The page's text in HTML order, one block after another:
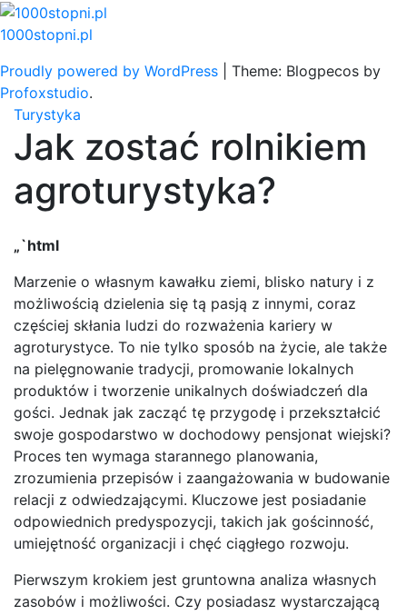
Skip
to
1000stopni.pl
Proudly powered by WordPress
Theme: Blogpecos by
Profoxstudio.
Turystyka
Jak zostać rolnikiem
agroturystyka?
„`html
Marzenie o własnym kawałku ziemi, blisko natury i z
możliwością dzielenia się tą pasją z innymi, coraz
częściej skłania ludzi do rozważenia kariery w
agroturystyce. To nie tylko sposób na życie, ale także
na pielęgnowanie tradycji, promowanie lokalnych
produktów i tworzenie unikalnych doświadczeń dla
gości. Jednak jak zacząć tę przygodę i przekształcić
swoje gospodarstwo w dochodowy pensjonat wiejski?
Proces ten wymaga starannego planowania,
zrozumienia przepisów i zaangażowania w budowanie
relacji z odwiedzającymi. Kluczowe jest posiadanie
odpowiednich predyspozycji, takich jak gościnność,
umiejętność organizacji i chęć ciągłego rozwoju.
Pierwszym krokiem jest gruntowna analiza własnych
zasobów i możliwości. Czy posiadasz wystarczającą